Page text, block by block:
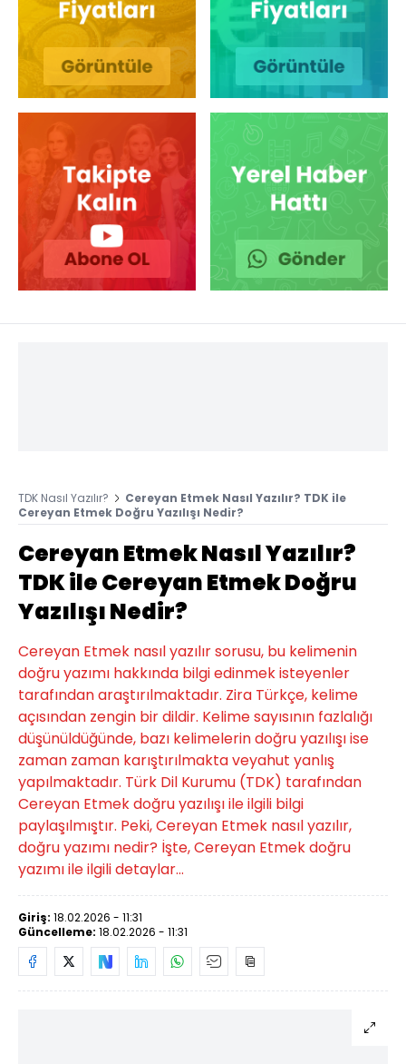
TDK Nasıl Yazılır?
Cereyan Etmek Nasıl Yazılır? TDK ile
Cereyan Etmek Doğru Yazılışı Nedir?
Cereyan Etmek Nasıl Yazılır?
TDK ile Cereyan Etmek Doğru
Yazılışı Nedir?
Cereyan Etmek nasıl yazılır sorusu, bu kelimenin
doğru yazımı hakkında bilgi edinmek isteyenler
tarafından araştırılmaktadır. Zira Türkçe, kelime
açısından zengin bir dildir. Kelime sayısının fazlalığı
düşünüldüğünde, bazı kelimelerin doğru yazılışı ise
zaman zaman karıştırılmakta veyahut yanlış
yapılmaktadır. Türk Dil Kurumu (TDK) tarafından
Cereyan Etmek doğru yazılışı ile ilgili bilgi
paylaşılmıştır. Peki, Cereyan Etmek nasıl yazılır,
doğru yazımı nedir? İşte, Cereyan Etmek doğru
yazımı ile ilgili detaylar...
Giriş: 18.02.2026 - 11:31
Güncelleme: 18.02.2026 - 11:31